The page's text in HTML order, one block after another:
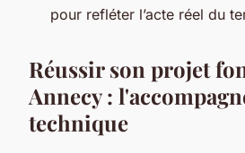
pour refléter l’acte réel du
Réussir son projet
Annecy :
technique